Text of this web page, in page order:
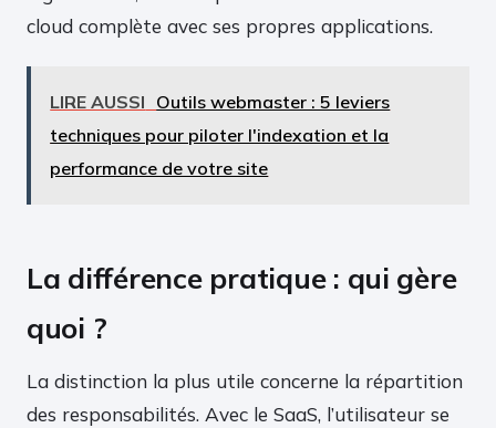
cloud complète avec ses propres applications.
LIRE AUSSI Outils webmaster : 5 leviers
techniques pour piloter l'indexation et la
performance de votre site
La différence pratique : qui gère
quoi ?
La distinction la plus utile concerne la répartition
des responsabilités. Avec le SaaS, l’utilisateur se